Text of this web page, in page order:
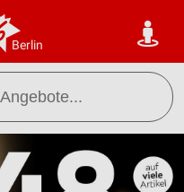
Berlin